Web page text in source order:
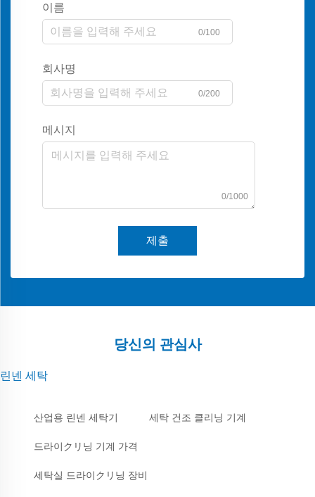
이름
0/100
회사명
0/200
메시지
0/1000
제출
당신의 관심사
린넨 세탁
산업용 린넨 세탁기 세탁 건조 클리닝 기계
드라이クリ닝 기계 가격
세탁실 드라이クリ닝 장비